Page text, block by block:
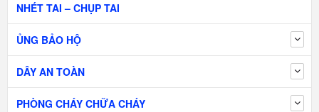
NHÉT TAI – CHỤP TAI
ỦNG BẢO HỘ
DÂY AN TOÀN
PHÒNG CHÁY CHỮA CHÁY